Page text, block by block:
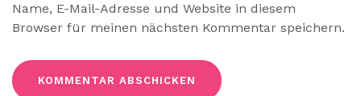
Name, E-Mail-Adresse und Website in diesem
Browser für meinen nächsten Kommentar speichern.